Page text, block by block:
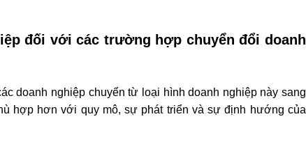
đối với các trường hợp chuyển đổi doanh
doanh nghiệp chuyển từ loại hình doanh nghiệp này sang
hợp hơn với quy mô, sự phát triển và sự định hướng của